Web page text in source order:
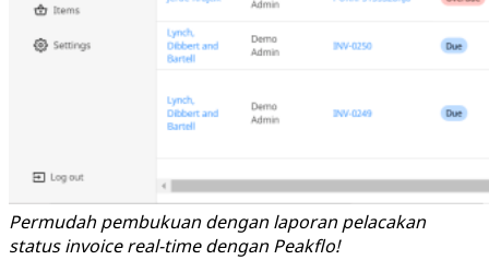
Permudah pembukuan dengan laporan pelacakan
status invoice real-time dengan Peakflo!